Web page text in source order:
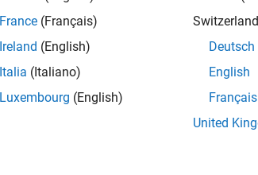
France (Français)
Ireland (English)
Italia (Italiano)
Luxembourg (English)
Switzerland
Deutsch
English
Français
United